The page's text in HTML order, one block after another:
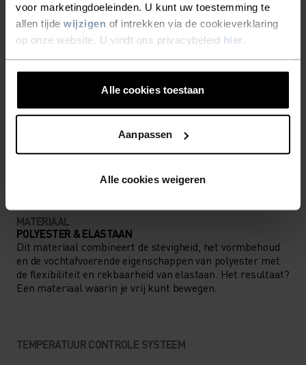
voor marketingdoeleinden. U kunt uw toestemming te
allen tijde wijzigen of intrekken via de cookieverklaring
op onze website. U vindt ons privacybeleid hier .
Alle cookies toestaan
Aanpassen
Alle cookies weigeren
ACTIVITEITSNIVEAU
MATIG
WAT DAN OOK HOGE INTENSITEIT
MATERIAAL
POLYESTER & ELASTAAN
Dit materiaal combineert de stevigheid, het vormbehoud
en de vochtafvoerende eigenschappen van polyester met
de flexibiliteit en rekbaarheid van elastaan. Het resultaat?
Een materiaal waarin je vrij kunt bewegen.
TEMPERATUUR CONTROLE SYSTEEM